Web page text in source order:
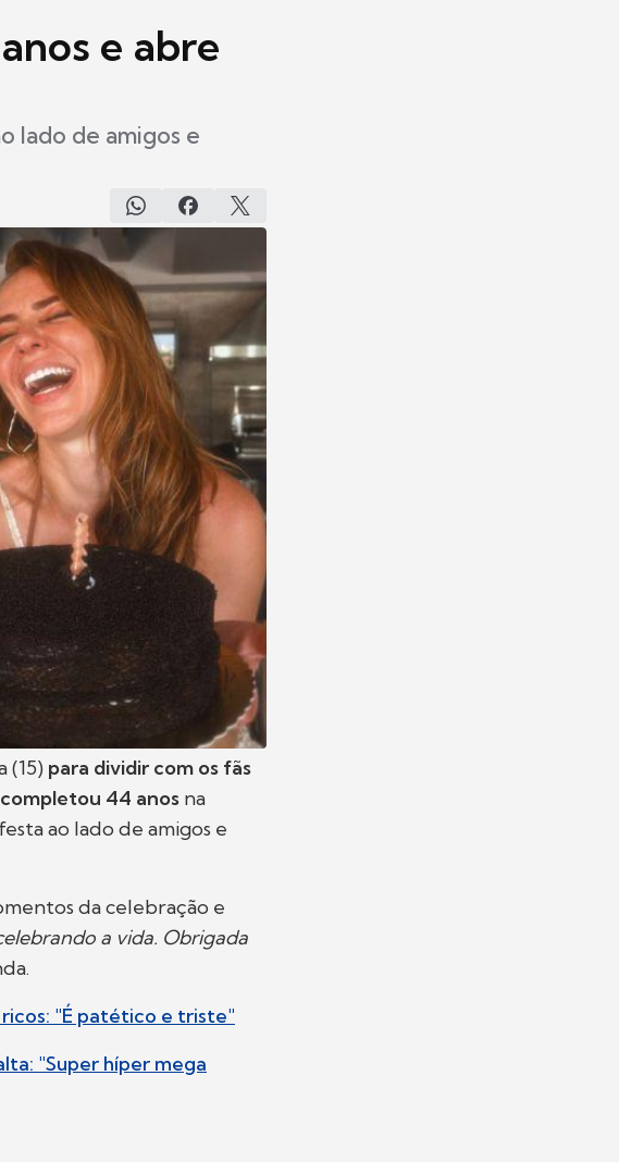
e abre
lado de amigos e
(15) para dividir com os fãs
completou 44 anos na
ao lado de amigos e
da celebração e
a vida. Obrigada
ricos: "É patético e triste"
"Super híper mega